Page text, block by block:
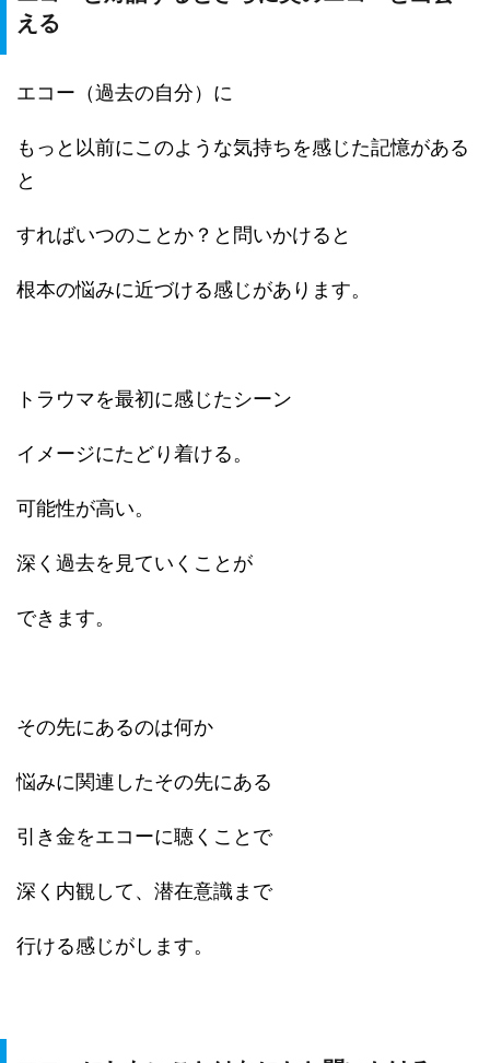
える
エコー（過去の自分）に
もっと以前にこのような気持ちを感じた記憶がある
と
すればいつのことか？と問いかけると
根本の悩みに近づける感じがあります。
トラウマを最初に感じたシーン
イメージにたどり着ける。
可能性が高い。
深く過去を見ていくことが
できます。
その先にあるのは何か
悩みに関連したその先にある
引き金をエコーに聴くことで
深く内観して、潜在意識まで
行ける感じがします。